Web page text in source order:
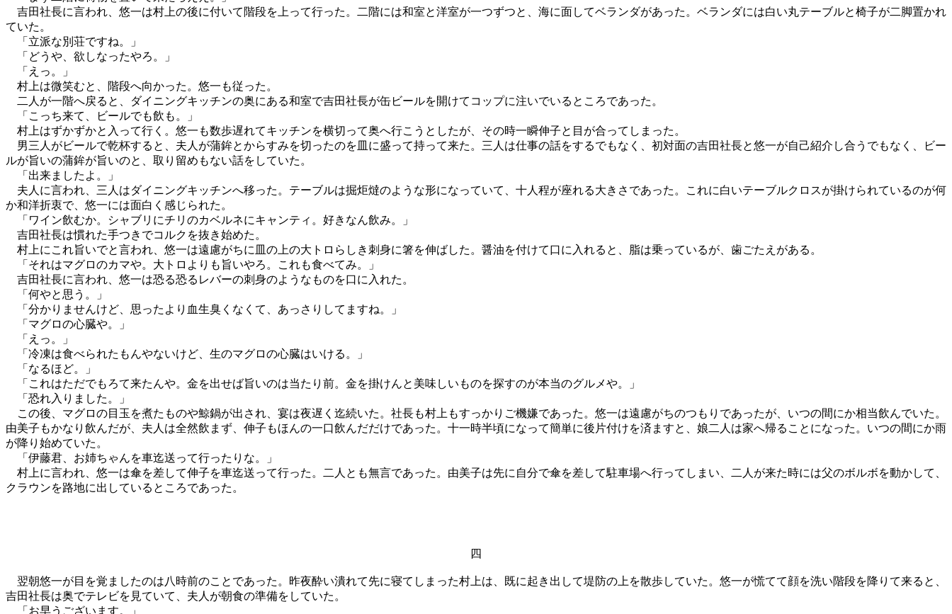
吉田社長に言われ、悠一は村上の後に付いて階段を上って行った。二階には和室と洋室が一つずつと、海に面してベランダがあった。ベランダには白い丸テーブルと椅子が二脚置かれ
ていた。
「立派な別荘ですね。」
「どうや、欲しなったやろ。」
「えっ。」
村上は微笑むと、階段へ向かった。悠一も従った。
二人が一階へ戻ると、ダイニングキッチンの奥にある和室で吉田社長が缶ビールを開けてコップに注いでいるところであった。
「こっち来て、ビールでも飲も。」
村上はずかずかと入って行く。悠一も数歩遅れてキッチンを横切って奥へ行こうとしたが、その時一瞬伸子と目が合ってしまった。
男三人がビールで乾杯すると、夫人が蒲鉾とからすみを切ったのを皿に盛って持って来た。三人は仕事の話をするでもなく、初対面の吉田社長と悠一が自己紹介し合うでもなく、ビー
ルが旨いの蒲鉾が旨いのと、取り留めもない話をしていた。
「出来ましたよ。」
夫人に言われ、三人はダイニングキッチンへ移った。テーブルは掘炬燵のような形になっていて、十人程が座れる大きさであった。これに白いテーブルクロスが掛けられているのが何
か和洋折衷で、悠一には面白く感じられた。
「ワイン飲むか。シャブリにチリのカベルネにキャンティ。好きなん飲み。」
吉田社長は慣れた手つきでコルクを抜き始めた。
村上にこれ旨いでと言われ、悠一は遠慮がちに皿の上の大トロらしき刺身に箸を伸ばした。醤油を付けて口に入れると、脂は乗っているが、歯ごたえがある。
「それはマグロのカマや。大トロよりも旨いやろ。これも食べてみ。」
吉田社長に言われ、悠一は恐る恐るレバーの刺身のようなものを口に入れた。
「何やと思う。」
「分かりませんけど、思ったより血生臭くなくて、あっさりしてますね。」
「マグロの心臓や。」
「えっ。」
「冷凍は食べられたもんやないけど、生のマグロの心臓はいける。」
「なるほど。」
「これはただでもろて来たんや。金を出せば旨いのは当たり前。金を掛けんと美味しいものを探すのが本当のグルメや。」
「恐れ入りました。」
この後、マグロの目玉を煮たものや鯨鍋が出され、宴は夜遅く迄続いた。社長も村上もすっかりご機嫌であった。悠一は遠慮がちのつもりであったが、いつの間にか相当飲んでいた。
由美子もかなり飲んだが、夫人は全然飲まず、伸子もほんの一口飲んだだけであった。十一時半頃になって簡単に後片付けを済ますと、娘二人は家へ帰ることになった。いつの間にか雨
が降り始めていた。
「伊藤君、お姉ちゃんを車迄送って行ったりな。」
村上に言われ、悠一は傘を差して伸子を車迄送って行った。二人とも無言であった。由美子は先に自分で傘を差して駐車場へ行ってしまい、二人が来た時には父のボルボを動かして、
クラウンを路地に出しているところであった。
四
翌朝悠一が目を覚ましたのは八時前のことであった。昨夜酔い潰れて先に寝てしまった村上は、既に起き出して堤防の上を散歩していた。悠一が慌てて顔を洗い階段を降りて来ると、
吉田社長は奥でテレビを見ていて、夫人が朝食の準備をしていた。
「お早うございます。」